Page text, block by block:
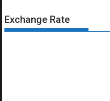
Exchange Rate